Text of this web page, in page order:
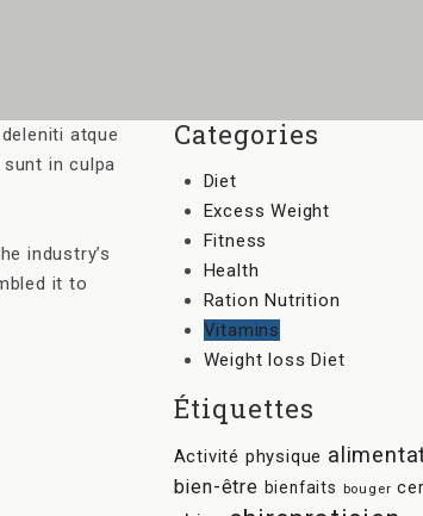
atque
in culpa
industry’s
it to
Categories
Diet
Excess Weight
Fitness
Health
Ration Nutrition
Vitamins
Weight loss Diet
Étiquettes
Activité physique
bien-être bienfaits bouger